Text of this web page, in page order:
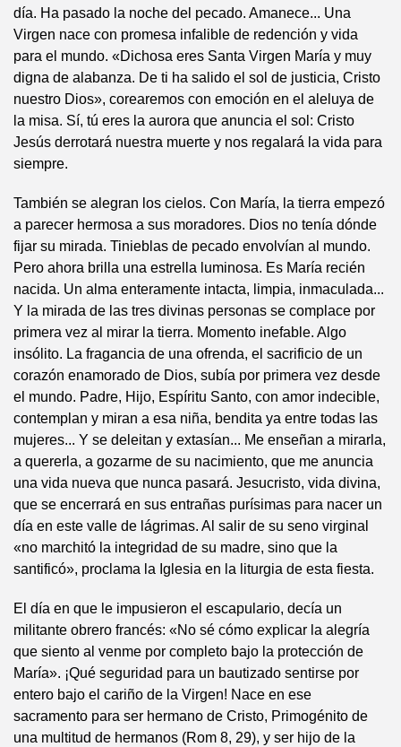
día. Ha pasado la noche del pecado. Amanece... Una
Virgen nace con promesa infalible de redención y vida
para el mundo. «Dichosa eres Santa Virgen María y muy
digna de alabanza. De ti ha salido el sol de justicia, Cristo
nuestro Dios», corearemos con emoción en el aleluya de
la misa. Sí, tú eres la aurora que anuncia el sol: Cristo
Jesús derrotará nuestra muerte y nos regalará la vida para
siempre.
También se alegran los cielos. Con María, la tierra empezó
a parecer hermosa a sus moradores. Dios no tenía dónde
fijar su mirada. Tinieblas de pecado envolvían al mundo.
Pero ahora brilla una estrella luminosa. Es María recién
nacida. Un alma enteramente intacta, limpia, inmaculada...
Y la mirada de las tres divinas personas se complace por
primera vez al mirar la tierra. Momento inefable. Algo
insólito. La fragancia de una ofrenda, el sacrificio de un
corazón enamorado de Dios, subía por primera vez desde
el mundo. Padre, Hijo, Espíritu Santo, con amor indecible,
contemplan y miran a esa niña, bendita ya entre todas las
mujeres... Y se deleitan y extasían... Me enseñan a mirarla,
a quererla, a gozarme de su nacimiento, que me anuncia
una vida nueva que nunca pasará. Jesucristo, vida divina,
que se encerrará en sus entrañas purísimas para nacer un
día en este valle de lágrimas. Al salir de su seno virginal
«no marchitó la integridad de su madre, sino que la
santificó», proclama la Iglesia en la liturgia de esta fiesta.
El día en que le impusieron el escapulario, decía un
militante obrero francés: «No sé cómo explicar la alegría
que siento al venme por completo bajo la protección de
María». ¡Qué seguridad para un bautizado sentirse por
entero bajo el cariño de la Virgen! Nace en ese
sacramento para ser hermano de Cristo, Primogénito de
una multitud de hermanos (Rom 8, 29), y ser hijo de la